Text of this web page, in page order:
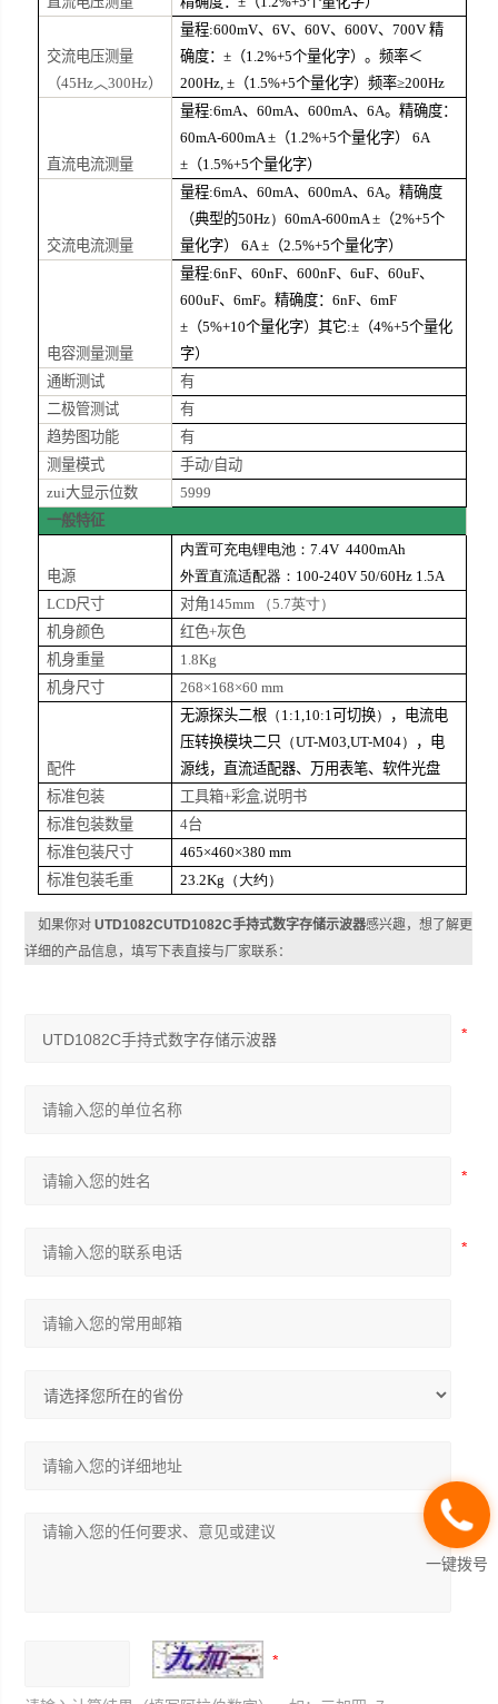
交流电压测量
（45Hz︿300Hz）
量程:600mV、 6V、 60V、 600V、 700V 精
确度：±（1.2%+5个量化字）。频率＜
200Hz, ±（1.5%+5个量化字）频率≥200Hz
直流电流测量
量程:6mA、 60mA、 600mA、 6A。精确度：
60mA-600mA±（1.2%+5个量化字） 6A
±（1.5%+5个量化字）
交流电流测量
量程:6mA、 60mA、 600mA、 6A。精确度
（典型的50Hz）60mA-600mA±（2%+5个
量化字） 6A ±（2.5%+5个量化字）
电容测量测量
量程:6nF、 60nF、 600nF、 6uF、 60uF、
600uF、 6mF。精确度： 6nF、 6mF
±（5%+10个量化字）其它:±（4%+5个量化
字）
通断测试
有
二极管测试
有
趋势图功能
有
测量模式
手动/自动
zui大显示位数
5999
一般特征
电源
内置可充电锂电池： 7.4V 4400mAh
外置直流适配器： 100-240V 50/60Hz 1.5A
LCD尺寸 对角145mm（5.7英寸）
机身颜色
红色+灰色
机身重量
1.8Kg
机身尺寸
268×168×60 mm
配件
无源探头二根（1:1,10:1 可切换）
，电流电
压转换模块二只 （UT-M03,UT-M04）
，电
源线，直流适配器、万用表笔、软件光盘
标准包装
工具箱+彩盒,说明书
标准包装数量
4台
标准包装尺寸
465×460×380 mm
标准包装毛重
23.2Kg （大约）
如果你对UTD1082CUTD1082C手持式数字存储示波器感兴趣，想了解更
详细的产品信息，填写下表直接与厂家联系：
一键拨号